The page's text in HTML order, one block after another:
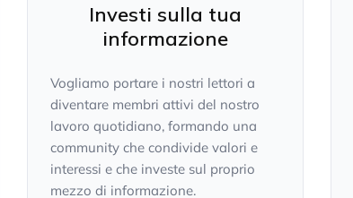
Investi sulla tua
informazione
Vogliamo portare i nostri lettori a
diventare membri attivi del nostro
lavoro quotidiano, formando una
community che condivide valori e
interessi e che investe sul proprio
mezzo di informazione.